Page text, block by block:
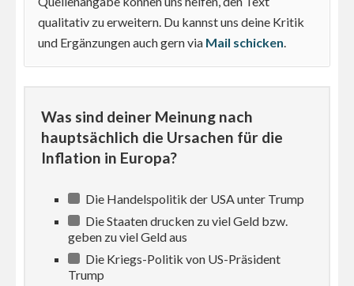
qualitativ zu erweitern. Du kannst uns deine Kritik
und Ergänzungen auch gern via Mail schicken.
Was sind deiner Meinung nach
hauptsächlich die Ursachen für die
Inflation in Europa?
Die Handelspolitik der USA unter Trump
Die Staaten drucken zu viel Geld bzw.
geben zu viel Geld aus
Die Kriegs-Politik von US-Präsident
Trump